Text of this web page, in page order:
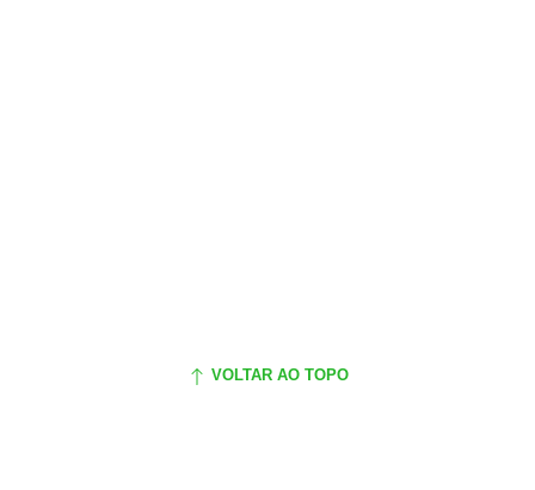
VOLTAR AO TOPO